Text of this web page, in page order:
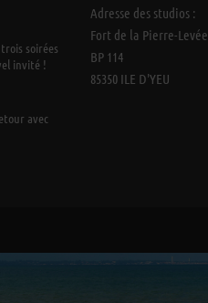
soirées
invité !
avec
Adresse des studios :
Fort de la Pierre-Levée
BP 114
85350 ILE D'YEU